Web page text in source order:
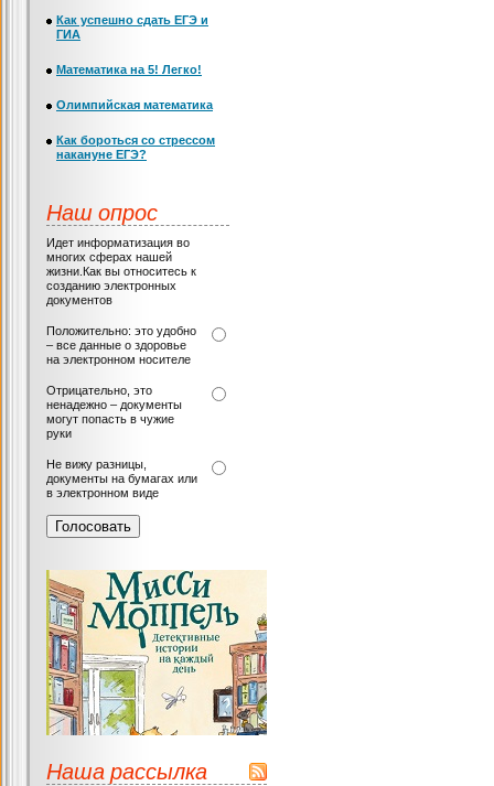
Как успешно сдать ЕГЭ и
ГИА
Математика на 5! Легко!
Олимпийская математика
Как бороться со стрессом
накануне ЕГЭ?
Наш опрос
Идет информатизация во
многих сферах нашей
жизни.Как вы относитесь к
созданию электронных
документов
Положительно: это удобно
– все данные о здоровье
на электронном носителе
Отрицательно, это
ненадежно – документы
могут попасть в чужие
руки
Не вижу разницы,
документы на бумагах или
в электронном виде
Наша рассылка